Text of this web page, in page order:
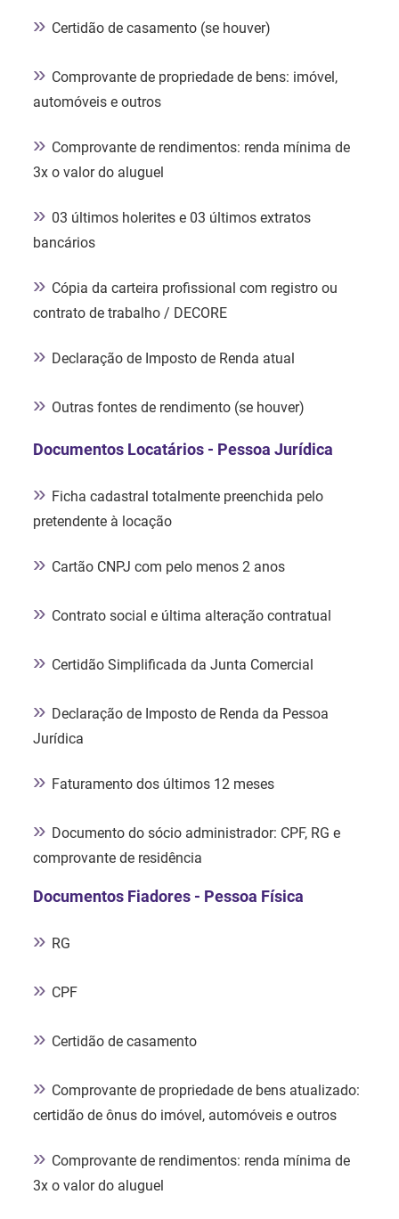
» Certidão de casamento (se houver)
» Comprovante de propriedade de bens: imóvel,
automóveis e outros
» Comprovante de rendimentos: renda mínima de
3x o valor do aluguel
» 03 últimos holerites e 03 últimos extratos
bancários
» Cópia da carteira profissional com registro ou
contrato de trabalho / DECORE
» Declaração de Imposto de Renda atual
» Outras fontes de rendimento (se houver)
Documentos Locatários - Pessoa Jurídica
» Ficha cadastral totalmente preenchida pelo
pretendente à locação
» Cartão CNPJ com pelo menos 2 anos
» Contrato social e última alteração contratual
» Certidão Simplificada da Junta Comercial
» Declaração de Imposto de Renda da Pessoa
Jurídica
» Faturamento dos últimos 12 meses
» Documento do sócio administrador: CPF, RG e
comprovante de residência
Documentos Fiadores - Pessoa Física
» RG
» CPF
» Certidão de casamento
» Comprovante de propriedade de bens atualizado:
certidão de ônus do imóvel, automóveis e outros
» Comprovante de rendimentos: renda mínima de
3x o valor do aluguel